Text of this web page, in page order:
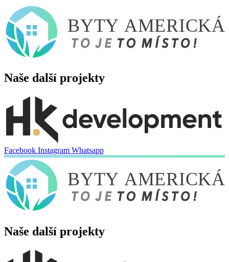
Přejít
obsahu
BYTY AMERICKÁ
Naše další projekty
Facebook Instagram Whatsapp
BYTY AMERICKÁ
Naše další projekty